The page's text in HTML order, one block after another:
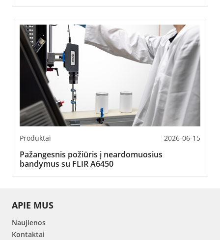
Produktai 2026-06-15
Pažangesnis požiūris į neardomuosius
bandymus su FLIR A6450
APIE MUS
Naujienos
Kontaktai